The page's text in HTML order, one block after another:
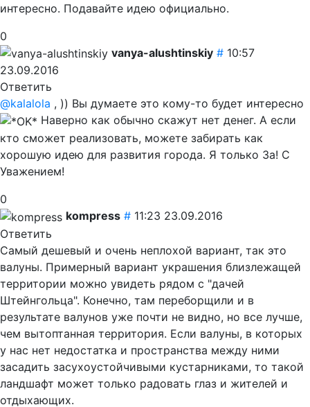
интересно. Подавайте идею официально.
0
vanya-alushtinskiy # 10:57
23.09.2016
Ответить
@kalalola , )) Вы думаете это кому-то будет интересно
Наверно как обычно скажут нет денег. А если
кто сможет реализовать, можете забирать как
хорошую идею для развития города. Я только За! С
Уважением!
0
kompress # 11:23 23.09.2016
Ответить
Самый дешевый и очень неплохой вариант, так это
валуны. Примерный вариант украшения близлежащей
территории можно увидеть рядом с "дачей
Штейнгольца". Конечно, там переборщили и в
результате валунов уже почти не видно, но все лучше,
чем вытоптанная территория. Если валуны, в которых
у нас нет недостатка и пространства между ними
засадить засухоустойчивыми кустарниками, то такой
ландшафт может только радовать глаз и жителей и
отдыхающих.